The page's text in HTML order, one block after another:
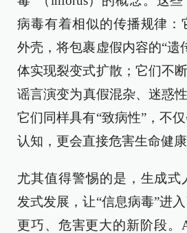
病毒有着相似的传播规律：
外壳，将包裹虚假内容的“遗
体实现裂变式扩散；它们不
谣言演变为真假混杂、迷惑
它们同样具有“致病性”，不
认知，更会直接危害生命健康
尤其值得警惕的是，生成式
发式发展，让“信息病毒”进
更巧、危害更大的新阶段